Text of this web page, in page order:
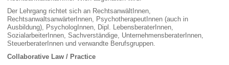
Der Lehrgang richtet sich an RechtsanwältInnen,
RechtsanwaltsanwärterInnen, PsychotherapeutInnen (auch in
Ausbildung), PsychologInnen, Dipl. LebensberaterInnen,
SozialarbeiterInnen, Sachverständige, UnternehmensberaterInnen,
SteuerberaterInnen und verwandte Berufsgruppen.
Collaborative Law / Practice